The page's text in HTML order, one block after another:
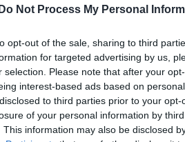
Not Process My Personal
opt-out of the sale, sharing to third
for targeted advertising by us,
selection. Please note that after your
interest-based ads based on
to third parties prior to your
of your personal information by
This information may also be disclosed